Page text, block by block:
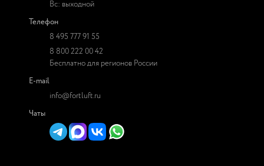
Вс: выходной
Телефон
8 495 777 91 55
8 800 222 00 42
Бесплатно для регионов России
E-mail
info@fortluft.ru
Чаты